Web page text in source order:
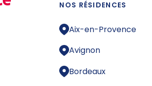
NOS RÉSIDENCES
Aix-en-Provence
Avignon
Bordeaux